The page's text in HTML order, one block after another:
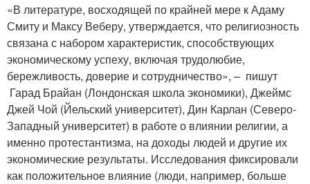
«В литературе, восходящей по крайней мере к Адаму
Смиту и Максу Веберу, утверждается, что религиозность
связана с набором характеристик, способствующих
экономическому успеху, включая трудолюбие,
бережливость, доверие и сотрудничество», – пишут
Гарад Брайан (Лондонская школа экономики), Джеймс
Джей Чой (Йельский университет), Дин Карлан (Северо-
Западный университет) в работе о влиянии религии, а
именно протестантизма, на доходы людей и другие их
экономические результаты. Исследования фиксировали
как положительное влияние (люди, например, больше